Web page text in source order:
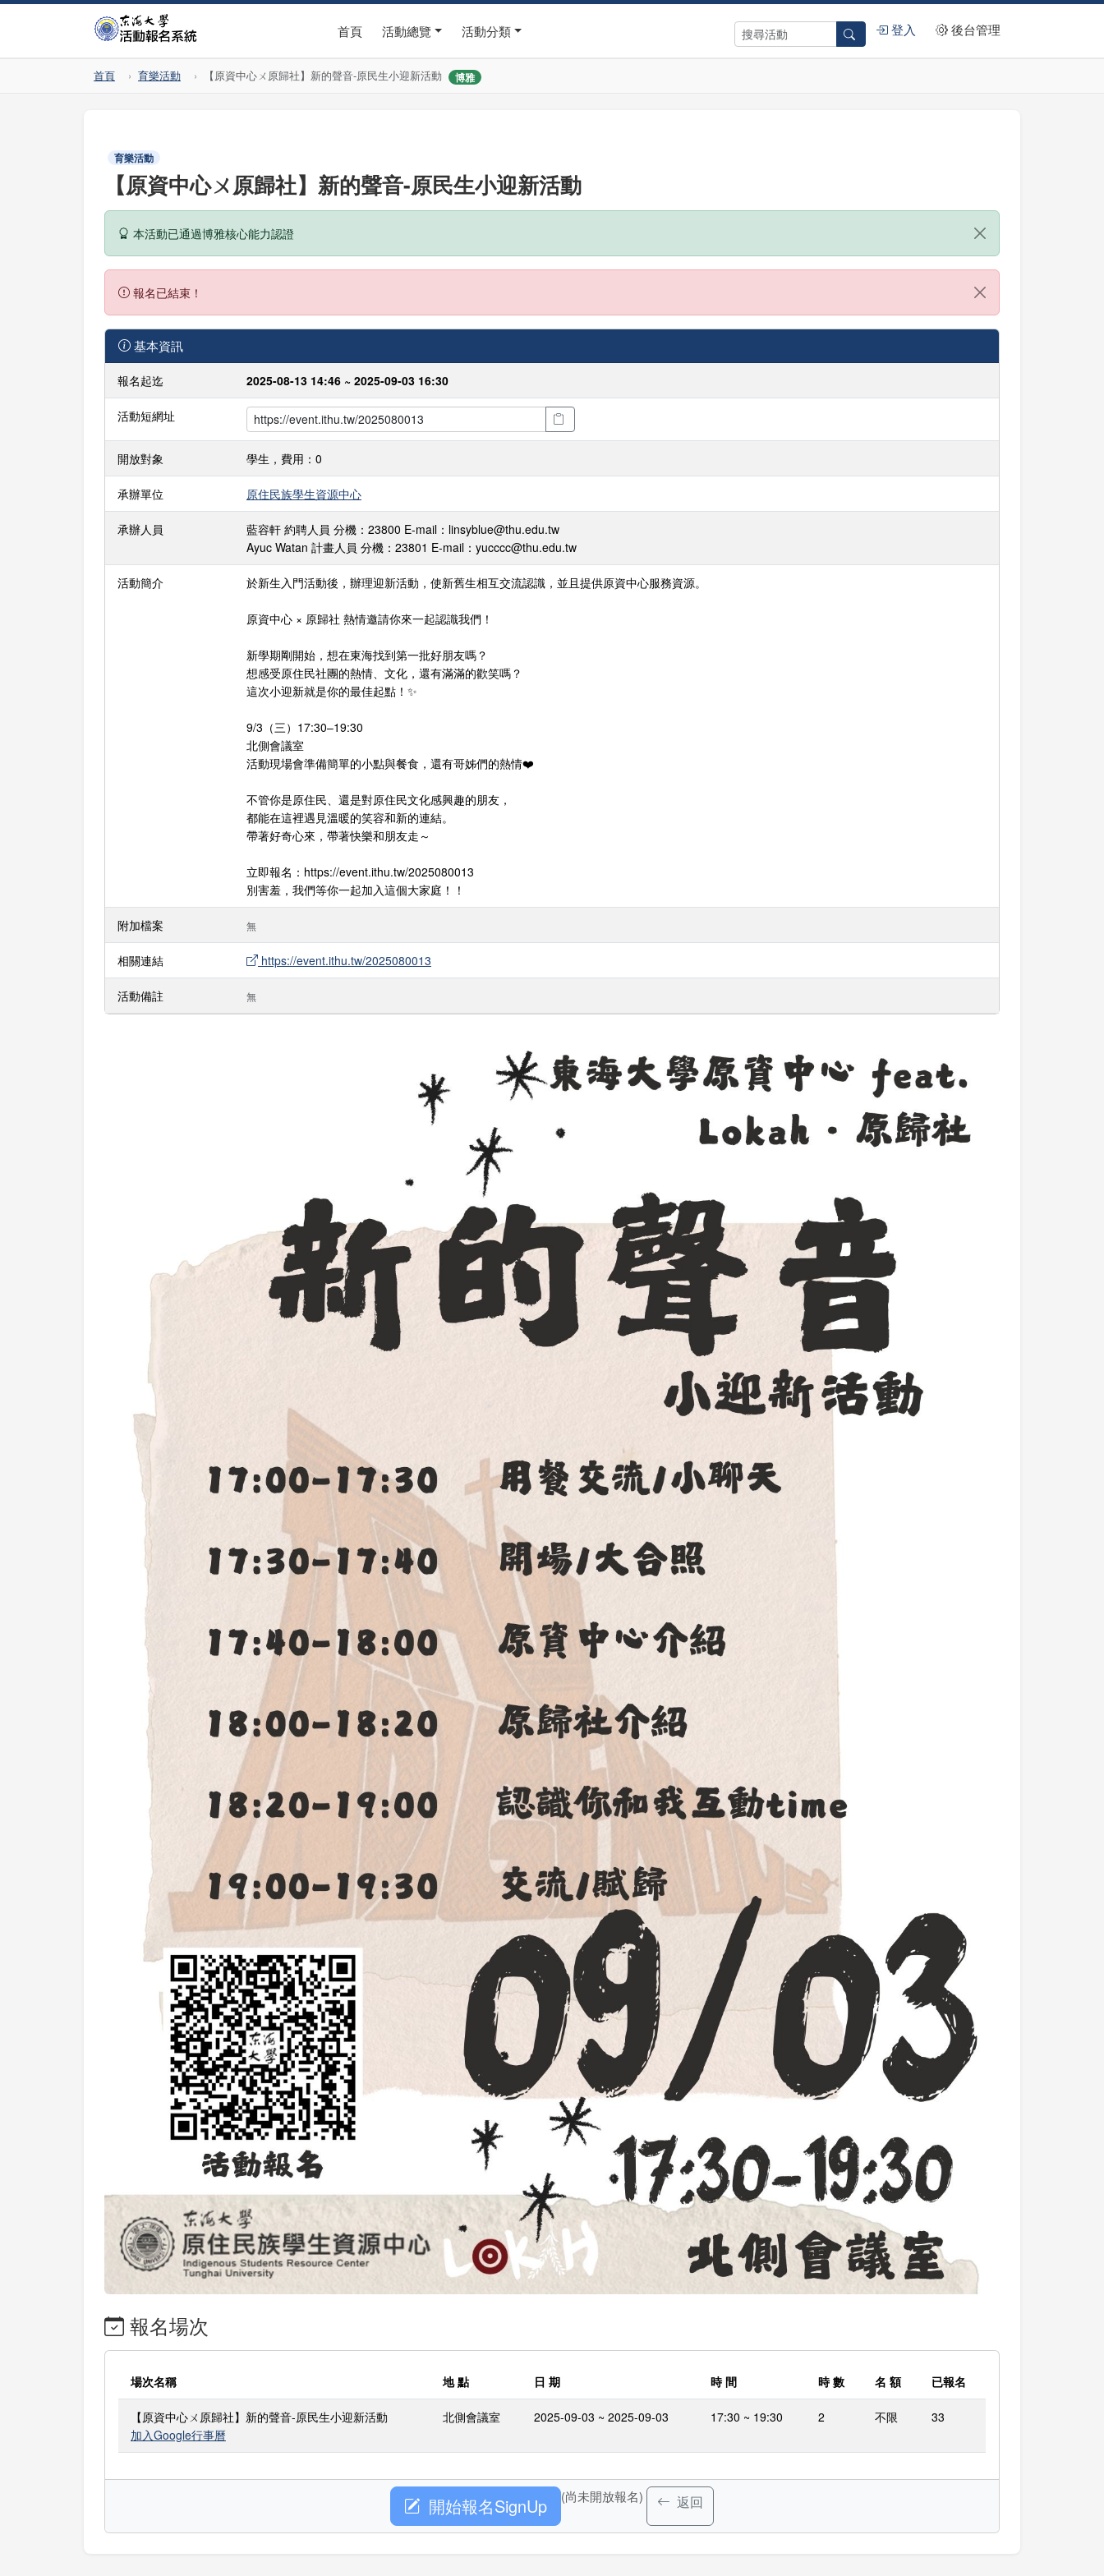
首頁 活動總覽 活動分類 登入 後台管理
首頁 育樂活動 【原資中心ㄨ原歸社】新的聲音-原民生小迎新活動 博雅
育樂活動
【原資中心ㄨ原歸社】新的聲音-原民生小迎新活動
本活動已通過博雅核心能力認證
報名已結束！
基本資訊
報名起迄 2025-08-13 14:46 ~ 2025-09-03 16:30
活動短網址
開放對象 學生，費用：0
承辦單位 原住民族學生資源中心
承辦人員
藍容軒 約聘人員 分機：23800 E-mail：linsyblue@thu.edu.tw
Ayuc Watan 計畫人員 分機：23801 E-mail：yucccc@thu.edu.tw
活動簡介 於新生入門活動後，辦理迎新活動，使新舊生相互交流認識，並且提供原資中心服務資源。
原資中心 × 原歸社 熱情邀請你來一起認識我們！
新學期剛開始，想在東海找到第一批好朋友嗎？
想感受原住民社團的熱情、文化，還有滿滿的歡笑嗎？
這次小迎新就是你的最佳起點！✨
9/3（三）17:30–19:30
北側會議室
活動現場會準備簡單的小點與餐食，還有哥姊們的熱情❤️‍
不管你是原住民、還是對原住民文化感興趣的朋友，
都能在這裡遇見溫暖的笑容和新的連結。
帶著好奇心來，帶著快樂和朋友走～
立即報名：https://event.ithu.tw/2025080013
別害羞，我們等你一起加入這個大家庭！！
附加檔案 無
相關連結 https://event.ithu.tw/2025080013
活動備註 無
報名場次
場次名稱 地 點 日 期 時 間 時 數 名 額 已報名
【原資中心ㄨ原歸社】新的聲音-原民生小迎新活動
加入Google行事曆
北側會議室 2025-09-03 ~ 2025-09-03 17:30 ~ 19:30 2 不限 33
開始報名SignUp (尚未開放報名) 返回